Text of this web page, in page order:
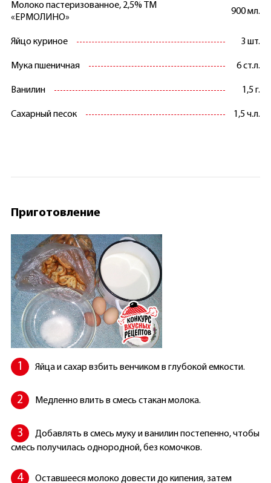
Молоко пастеризованное, 2,5% ТМ
«ЕРМОЛИНО»
900 мл.
Яйцо куриное 3 шт.
Мука пшеничная 6 ст.л.
Ванилин 1,5 г.
Сахарный песок 1,5 ч.л.
Приготовление
Яйца и сахар взбить венчиком в глубокой емкости.
Медленно влить в смесь стакан молока.
Добавлять в смесь муку и ванилин постепенно, чтобы
смесь получилась однородной, без комочков.
Оставшееся молоко довести до кипения, затем